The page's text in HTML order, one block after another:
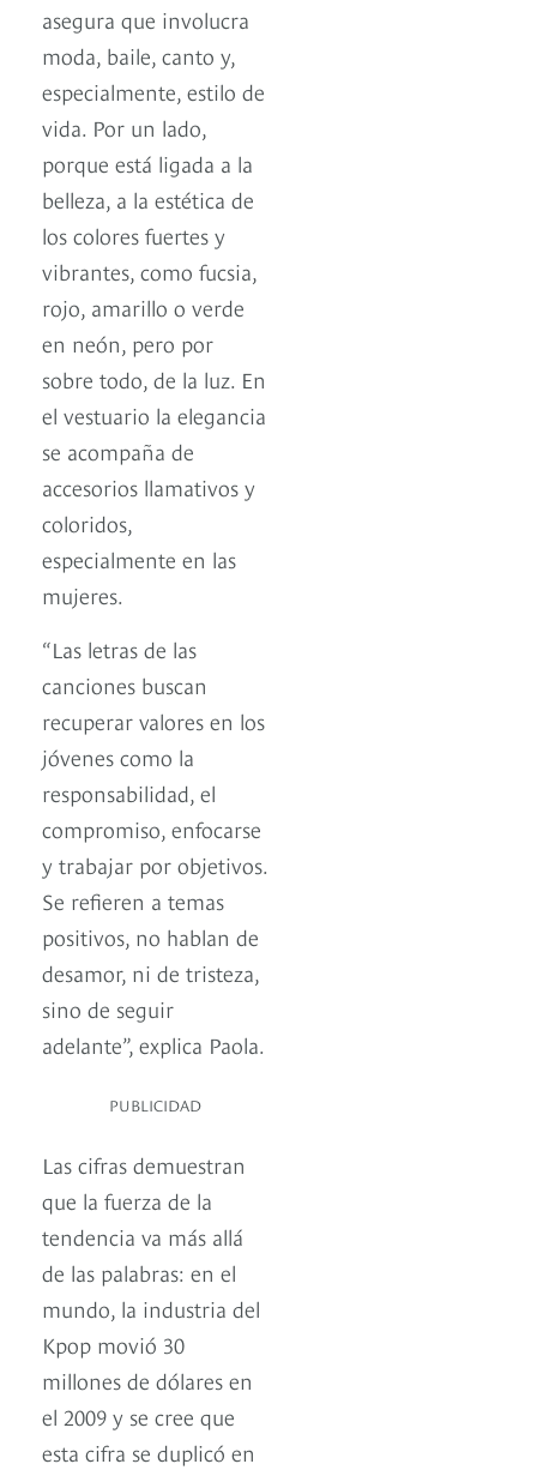
asegura que involucra
moda, baile, canto y,
especialmente, estilo de
vida. Por un lado,
porque está ligada a la
belleza, a la estética de
los colores fuertes y
vibrantes, como fucsia,
rojo, amarillo o verde
en neón, pero por
sobre todo, de la luz. En
el vestuario la elegancia
se acompaña de
accesorios llamativos y
coloridos,
especialmente en las
mujeres.
“Las letras de las
canciones buscan
recuperar valores en los
jóvenes como la
responsabilidad, el
compromiso, enfocarse
y trabajar por objetivos.
Se refieren a temas
positivos, no hablan de
desamor, ni de tristeza,
sino de seguir
adelante”, explica Paola.
PUBLICIDAD
Las cifras demuestran
que la fuerza de la
tendencia va más allá
de las palabras: en el
mundo, la industria del
Kpop movió 30
millones de dólares en
el 2009 y se cree que
esta cifra se duplicó en